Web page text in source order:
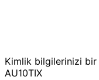
Kimlik bilgilerinizi bir
AU10TIX